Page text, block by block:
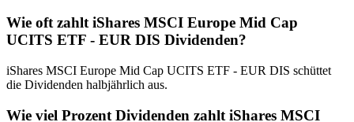
Wie oft zahlt iShares MSCI Europe Mid Cap
UCITS ETF - EUR DIS Dividenden?
iShares MSCI Europe Mid Cap UCITS ETF - EUR DIS schüttet
die Dividenden halbjährlich aus.
Wie viel Prozent Dividenden zahlt iShares MSCI